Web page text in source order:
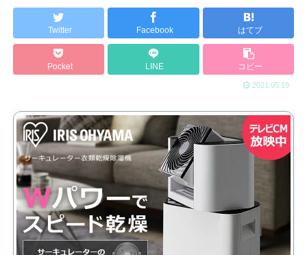
Twitter Facebook はてブ
Pocket LINE コピー
2021.05.19